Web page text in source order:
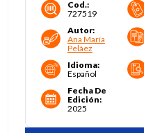
Cod.:
727519
Autor:
Ana María
Peláez
Idioma:
Español
Fecha De
Edición:
2025